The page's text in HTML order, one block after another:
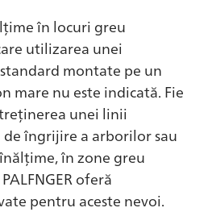
în locuri greu
utilizarea unei
montate pe un
mare nu este indicată. Fie
unei linii
de îngrijire a arborilor sau
în zone greu
oferă
pentru aceste nevoi.